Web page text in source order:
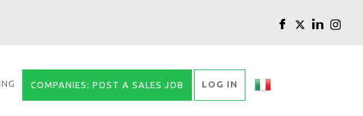
COMPANIES: POST A SALES JOB LOG IN